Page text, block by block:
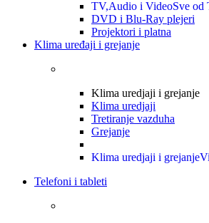
TV,Audio i VideoSve od
DVD i Blu-Ray plejeri
Projektori i platna
Klima uređaji i grejanje
Klima uredjaji i grejanje
Klima uredjaji
Tretiranje vazduha
Grejanje
Klima uredjaji i grejanje
Telefoni i tableti